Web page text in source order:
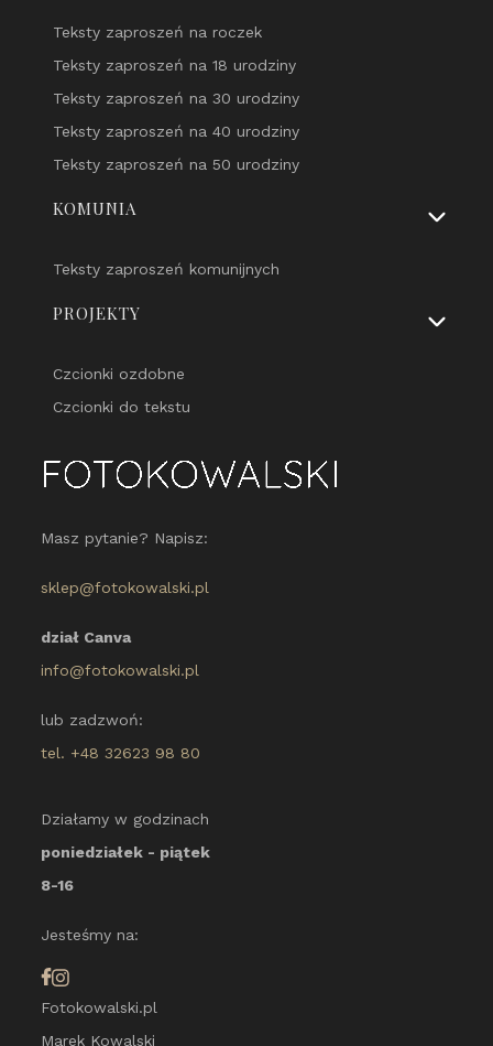
Teksty zaproszeń na roczek
Teksty zaproszeń na 18 urodziny
Teksty zaproszeń na 30 urodziny
Teksty zaproszeń na 40 urodziny
Teksty zaproszeń na 50 urodziny
KOMUNIA
Teksty zaproszeń komunijnych
PROJEKTY
Czcionki ozdobne
Czcionki do tekstu
Masz pytanie? Napisz:
sklep@fotokowalski.pl
dział Canva
info@fotokowalski.pl
lub zadzwoń:
tel. +48 32623 98 80
Działamy w godzinach
poniedziałek - piątek
8-16
Jesteśmy na:
Fotokowalski.pl
Marek Kowalski